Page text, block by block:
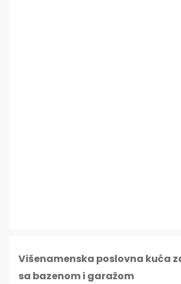
Višenamenska poslovna kuća
sa bazenom i garažom